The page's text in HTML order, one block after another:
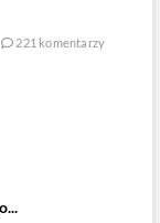
221 komentarzy